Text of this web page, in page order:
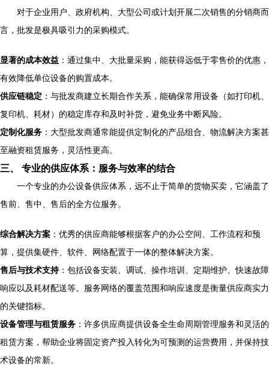
对于企业用户、政府机构、大型公司或计划开展二次销售的分销商而
言，批发是极具吸引力的采购模式。
显著的成本效益 ：通过集中、大批量采购，能获得远低于零售价的优惠，
有效降低单位设备的购置成本。
供应链稳定 ：与批发商建立长期合作关系，能确保常用设备（如打印机、
复印机、耗材）的稳定库存和及时补货，避免业务中断风险。
定制化服务 ：大型批发商通常能提供定制化的产品组合、物流解决方案甚
至融资租赁服务，灵活性更高。
三、 专业的供应体系：服务与效率的结合
一个专业的办公设备供应体系，远不止于简单的货物买卖，它涵盖了
售前、售中、售后的全方位服务。
综合解决方案 ：优秀的供应商能够根据客户的办公空间、工作流程和预
算，提供集硬件、软件、网络配置于一体的整体解决方案。
售后与技术支持：包括设备安装、调试、操作培训、定期维护、快速故障
响应以及耗材配送等。服务网络的覆盖范围和响应速度是衡量供应商实力
的关键指标。
设备管理与租赁服务 ：许多供应商提供设备全生命周期管理服务和灵活的
租赁方案，帮助企业将固定资产投入转化为可预测的运营费用，并保持技
术设备的常新。